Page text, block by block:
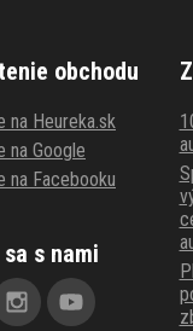
obchodu
na Heureka.sk
na Google
na Facebooku
s nami